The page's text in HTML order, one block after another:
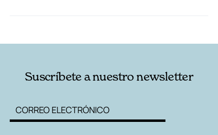
Suscríbete a nuestro newsletter